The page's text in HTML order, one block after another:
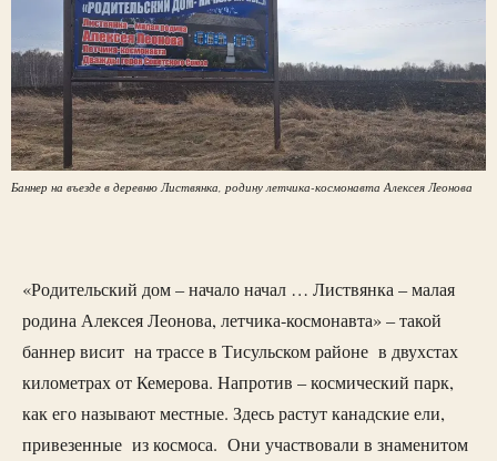
Баннер на въезде в деревню Листвянка, родину летчика-космонавта Алексея Леонова
«Родительский дом – начало начал … Листвянка – малая
родина Алексея Леонова, летчика-космонавта» – такой
баннер висит на трассе в Тисульском районе в двухстах
километрах от Кемерова. Напротив – космический парк,
как его называют местные. Здесь растут канадские ели,
привезенные из космоса. Они участвовали в знаменитом